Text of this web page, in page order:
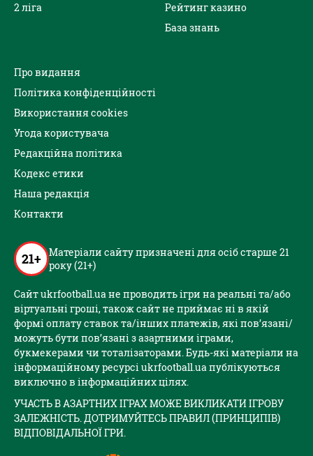
2 ліга
Рейтинг казино
База знань
Про видання
Політика конфіденційності
Використання cookies
Угода користувача
Редакційна політика
Кодекс етики
Наша редакція
Контакти
21+ Матеріали сайту призначені для осіб старше 21
року (21+)
Сайт ukrfootball.ua не проводить ігри на реальні та/або
віртуальні гроші, також сайт не приймає ні в якій
формі оплату ставок та/інших платежів, які пов’язані/
можуть бути пов’язані з азартними іграми,
букмекерами чи тоталізаторами. Будь-які матеріали на
інформаційному ресурсі ukrfootball.ua публікуються
виключно в інформаційних цілях.
УЧАСТЬ В АЗАРТНИХ ІГРАХ МОЖЕ ВИКЛИКАТИ ІГРОВУ
ЗАЛЕЖНІСТЬ. ДОТРИМУЙТЕСЬ ПРАВИЛ (ПРИНЦИПІВ)
ВІДПОВІДАЛЬНОЇ ГРИ.